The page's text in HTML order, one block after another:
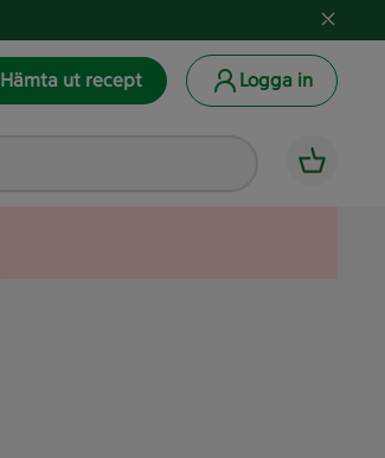
Hämta ut recept Logga in